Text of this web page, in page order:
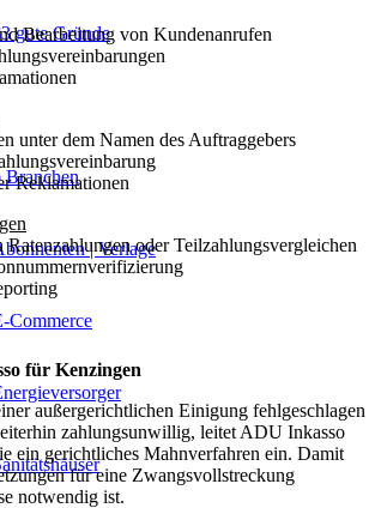
gute Gründe
Branchen
| Verlage
Commerce
Bearbeitung von Kundenanrufen
unter dem Namen des Auftraggebers
Reklamationen
oder Teilzahlungsvergleichen
für Kenzingen
außergerichtlichen Einigung fehlgeschlagen
zahlungsunwillig, leitet ADU Inkasso
ein gerichtliches Mahnverfahren ein. Damit
für eine Zwangsvollstreckung
notwendig ist.